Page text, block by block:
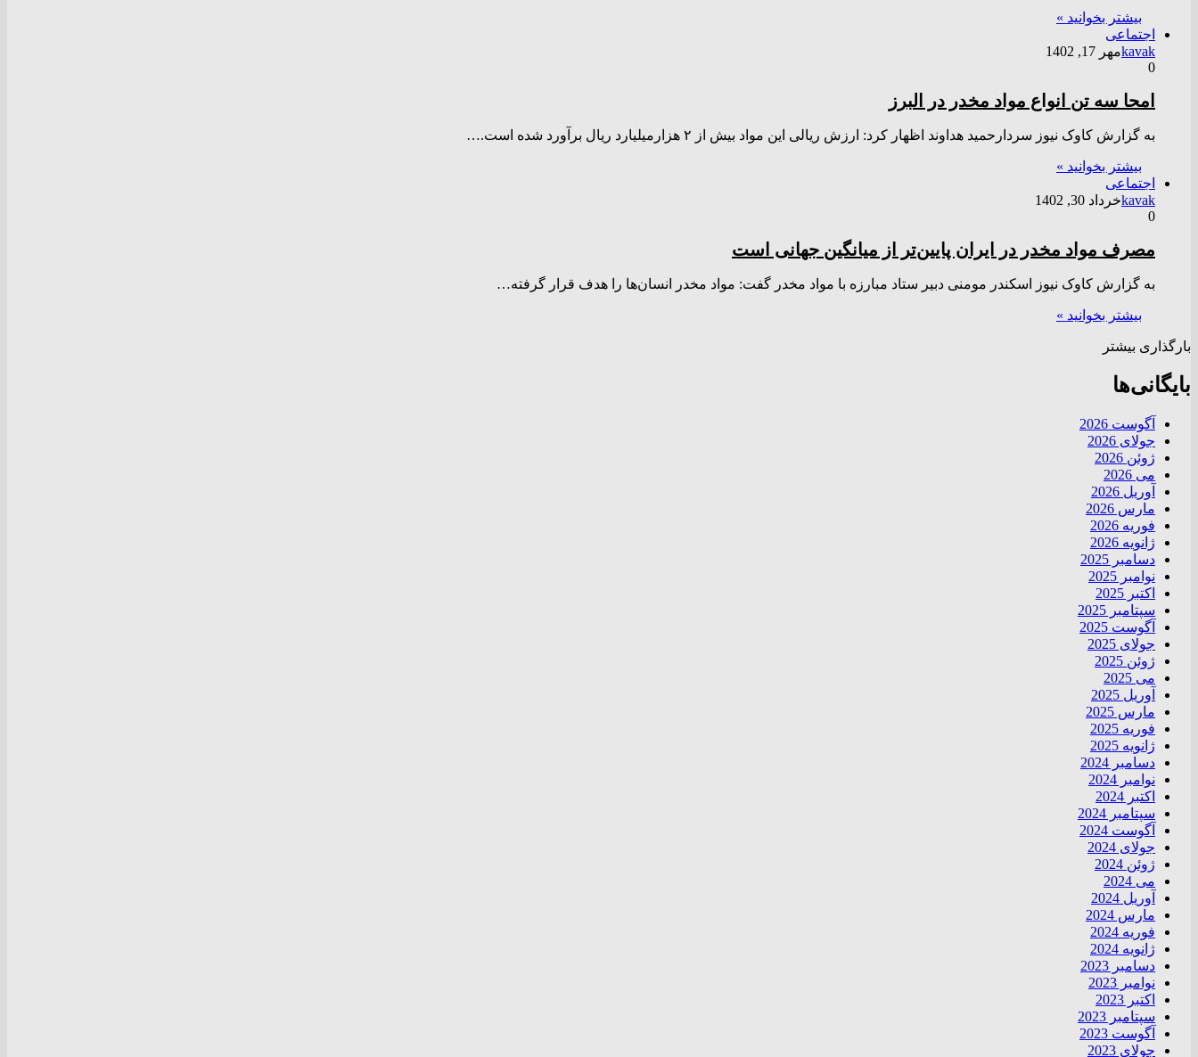
بیشتر بخوانید »
اجتماعی
kavakمهر 17, 1402
0
امحا سه تن انواع مواد مخدر در البرز
به گزارش کاوک نیوز سردارحمید هداوند اظهار کرد: ارزش ریالی این مواد بیش از ۲ هزارمیلیارد ریال برآورد شده است.…
بیشتر بخوانید »
اجتماعی
kavakخرداد 30, 1402
0
مصرف مواد مخدر در ایران پایین‌تر از میانگین جهانی است
به گزارش کاوک نیوز اسکندر مومنی دبیر ستاد مبارزه با مواد مخدر گفت: مواد مخدر انسان‌ها را هدف قرار گرفته…
بیشتر بخوانید »
بارگذاری بیشتر
بایگانی‌ها
آگوست 2026
جولای 2026
ژوئن 2026
می 2026
آوریل 2026
مارس 2026
فوریه 2026
ژانویه 2026
دسامبر 2025
نوامبر 2025
اکتبر 2025
سپتامبر 2025
آگوست 2025
جولای 2025
ژوئن 2025
می 2025
آوریل 2025
مارس 2025
فوریه 2025
ژانویه 2025
دسامبر 2024
نوامبر 2024
اکتبر 2024
سپتامبر 2024
آگوست 2024
جولای 2024
ژوئن 2024
می 2024
آوریل 2024
مارس 2024
فوریه 2024
ژانویه 2024
دسامبر 2023
نوامبر 2023
اکتبر 2023
سپتامبر 2023
آگوست 2023
جولای 2023